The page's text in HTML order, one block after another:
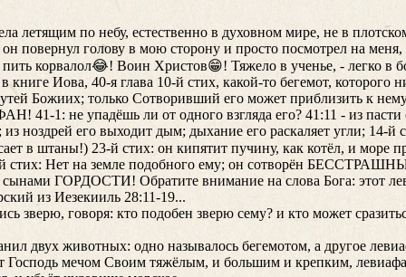
летящим по небу, естественно в духовном мире, не в
повернул голову в мою сторону и просто посмотрел на меня,
корвалол😂! Воин Христов😁! Тяжело в ученье, - легко в
книге Иова, 40-я глава 10-й стих, какой-то бегемот, которого
Божиих; только Сотворивший его может приблизить к
41-1: не упадёшь ли от одного взгляда его? 41:11 - из пасти
ноздрей его выходит дым; дыхание его раскаляет угли;
в штаны!) 23-й стих: он кипятит пучину, как котёл, и море
й стих: Нет на земле подобного ему; он сотворён
ГОРДОСТИ! Обратите внимание на слова Бога: этот
из Иезекииль 28:11-19...
зверю, говоря: кто подобен зверю сему? и кто может
двух животных: одно называлось бегемотом, а другое
Господь мечом Своим тяжёлым, и большим и крепким,